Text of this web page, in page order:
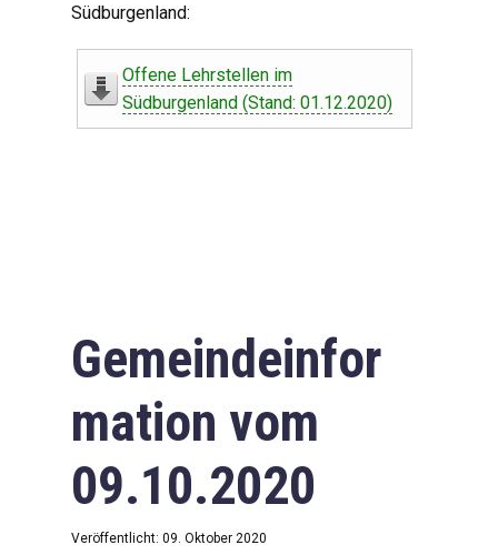
Südburgenland:
Offene Lehrstellen im
Südburgenland (Stand: 01.12.2020)
Gemeindeinfor
mation vom
09.10.2020
Veröffentlicht: 09. Oktober 2020